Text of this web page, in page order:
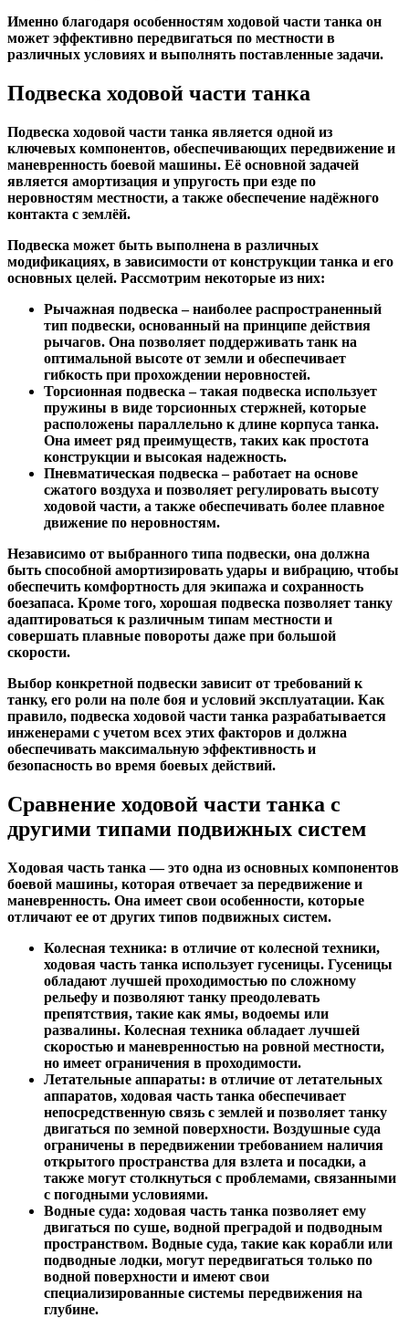
Именно благодаря особенностям ходовой части танка он
может эффективно передвигаться по местности в
различных условиях и выполнять поставленные задачи.
Подвеска ходовой части танка
Подвеска ходовой части танка является одной из
ключевых компонентов, обеспечивающих передвижение и
маневренность боевой машины. Её основной задачей
является амортизация и упругость при езде по
неровностям местности, а также обеспечение надёжного
контакта с землёй.
Подвеска может быть выполнена в различных
модификациях, в зависимости от конструкции танка и его
основных целей. Рассмотрим некоторые из них:
Рычажная подвеска – наиболее распространенный
тип подвески, основанный на принципе действия
рычагов. Она позволяет поддерживать танк на
оптимальной высоте от земли и обеспечивает
гибкость при прохождении неровностей.
Торсионная подвеска – такая подвеска использует
пружины в виде торсионных стержней, которые
расположены параллельно к длине корпуса танка.
Она имеет ряд преимуществ, таких как простота
конструкции и высокая надежность.
Пневматическая подвеска – работает на основе
сжатого воздуха и позволяет регулировать высоту
ходовой части, а также обеспечивать более плавное
движение по неровностям.
Независимо от выбранного типа подвески, она должна
быть способной амортизировать удары и вибрацию, чтобы
обеспечить комфортность для экипажа и сохранность
боезапаса. Кроме того, хорошая подвеска позволяет танку
адаптироваться к различным типам местности и
совершать плавные повороты даже при большой
скорости.
Выбор конкретной подвески зависит от требований к
танку, его роли на поле боя и условий эксплуатации. Как
правило, подвеска ходовой части танка разрабатывается
инженерами с учетом всех этих факторов и должна
обеспечивать максимальную эффективность и
безопасность во время боевых действий.
Сравнение ходовой части танка с
другими типами подвижных систем
Ходовая часть танка — это одна из основных компонентов
боевой машины, которая отвечает за передвижение и
маневренность. Она имеет свои особенности, которые
отличают ее от других типов подвижных систем.
Колесная техника: в отличие от колесной техники,
ходовая часть танка использует гусеницы. Гусеницы
обладают лучшей проходимостью по сложному
рельефу и позволяют танку преодолевать
препятствия, такие как ямы, водоемы или
развалины. Колесная техника обладает лучшей
скоростью и маневренностью на ровной местности,
но имеет ограничения в проходимости.
Летательные аппараты: в отличие от летательных
аппаратов, ходовая часть танка обеспечивает
непосредственную связь с землей и позволяет танку
двигаться по земной поверхности. Воздушные суда
ограничены в передвижении требованием наличия
открытого пространства для взлета и посадки, а
также могут столкнуться с проблемами, связанными
с погодными условиями.
Водные суда: ходовая часть танка позволяет ему
двигаться по суше, водной преградой и подводным
пространством. Водные суда, такие как корабли или
подводные лодки, могут передвигаться только по
водной поверхности и имеют свои
специализированные системы передвижения на
глубине.